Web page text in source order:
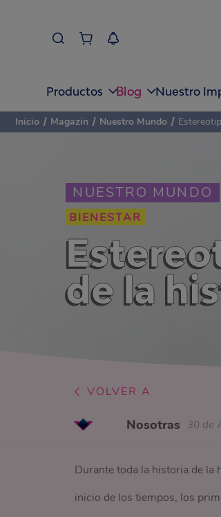
Productos Blog Nuestro
NUESTRO MUNDO
BIENESTAR
de la
Inicio / Magazin / Nuestro Mundo /
VOLVER A
Nosotras 30 de
Durante toda la historia de la
inicio de los tiempos, los